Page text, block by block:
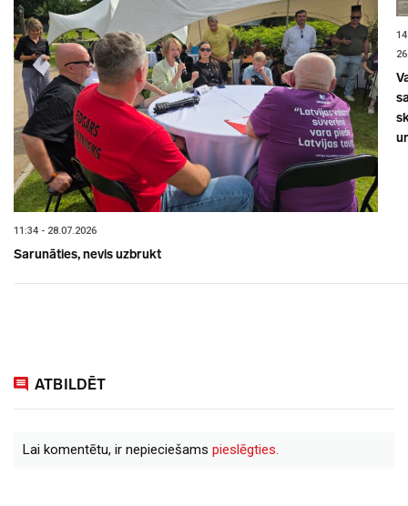
11:34 - 28.07.2026
Sarunāties, nevis uzbrukt
ATBILDĒT
Lai komentētu, ir nepieciešams pieslēgties.